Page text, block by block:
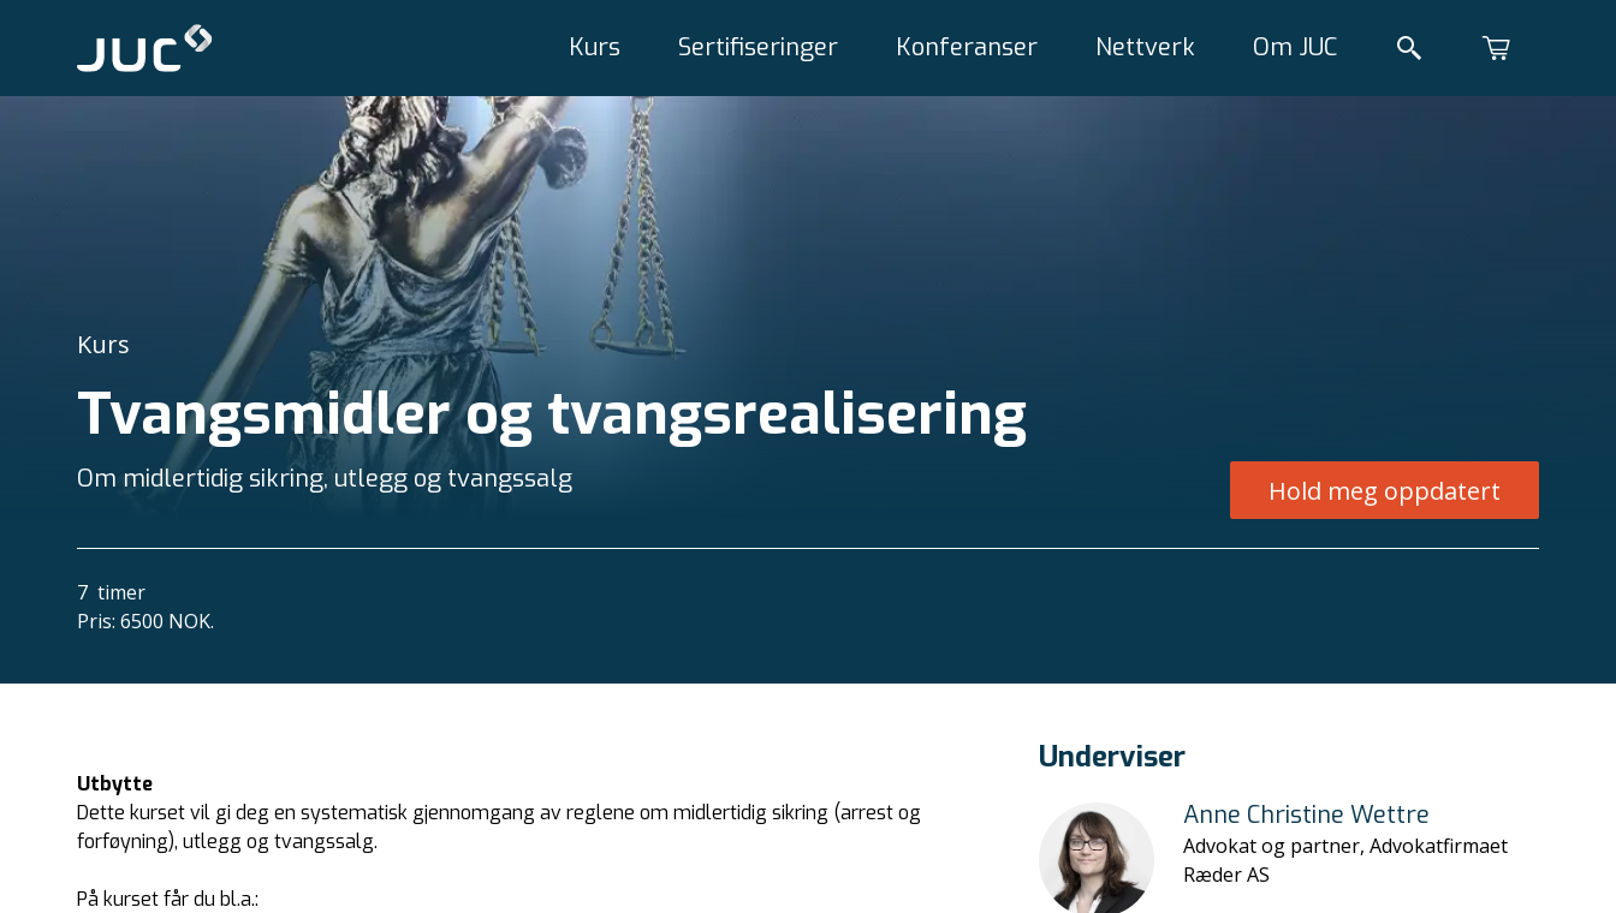
Kurs Sertifiseringer Konferanser Nettverk Om JUC
Kurs
Tvangsmidler og tvangsrealisering
Om midlertidig sikring, utlegg og tvangssalg Hold meg oppdatert
7 timer
Pris: 6500 NOK.
Underviser
Anne Christine Wettre
Advokat og partner, Advokatfirmaet
Ræder AS
Utbytte
Dette kurset vil gi deg en systematisk gjennomgang av reglene om midlertidig sikring (arrest og
forføyning), utlegg og tvangssalg.
På kurset får du bl.a.: